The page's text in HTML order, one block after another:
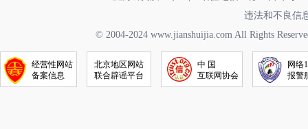
违法和不良信
© 2004-2024 www.jianshuijia.com All Rights
经营性网站
备案信息
北京地区网站
联合辟谣平台
中 国
互联网协会
网络
报警